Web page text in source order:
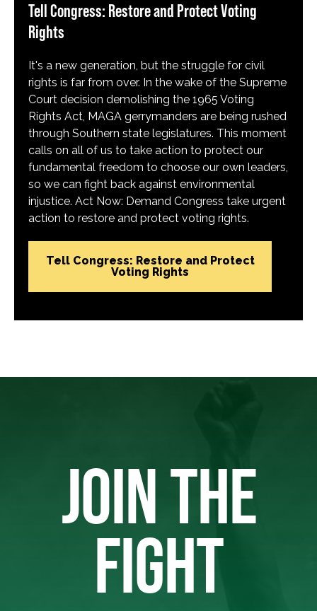
Tell Congress: Restore and Protect Voting
Rights
It's a new generation, but the struggle for civil
rights is far from over. In the wake of the Supreme
Court decision demolishing the 1965 Voting
Rights Act, MAGA gerrymanders are being rushed
through Southern state legislatures. This moment
calls on all of us to take action to protect our
fundamental freedom to choose our own leaders,
so we can fight back against environmental
injustice. Act Now: Demand Congress take urgent
action to restore and protect voting rights.
Tell Congress: Restore and Protect
Voting Rights
JOIN THE
FIGHT